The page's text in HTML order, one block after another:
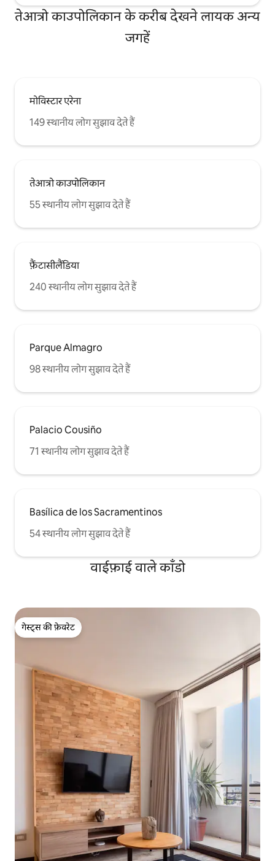
तेआत्रो काउपोलिकान के करीब देखने लायक अन्य
जगहें
मोविस्टार एरेना
149 स्थानीय लोग सुझाव देते हैं
तेआत्रो काउपोलिकान
55 स्थानीय लोग सुझाव देते हैं
फ़ैंटासीलैंडिया
240 स्थानीय लोग सुझाव देते हैं
Parque Almagro
98 स्थानीय लोग सुझाव देते हैं
Palacio Cousiño
71 स्थानीय लोग सुझाव देते हैं
Basílica de los Sacramentinos
54 स्थानीय लोग सुझाव देते हैं
वाईफ़ाई वाले काँडो
गेस्ट्स की फ़ेवरेट
गेस्ट्स की फ़ेवरेट